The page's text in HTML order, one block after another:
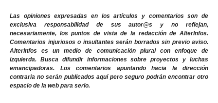
Las opiniones expresadas en los artículos y comentarios son de
exclusiva responsabilidad de sus autor@s y no reflejan,
necesariamente, los puntos de vista de la redacción de AlterInfos.
Comentarios injuriosos o insultantes serán borrados sin previo aviso.
AlterInfos es un medio de comunicación plural con enfoque de
izquierda. Busca difundir informaciones sobre proyectos y luchas
emancipadoras. Los comentarios apuntando hacia la dirección
contraria no serán publicados aquí pero seguro podrán encontrar otro
espacio de la web para serlo.